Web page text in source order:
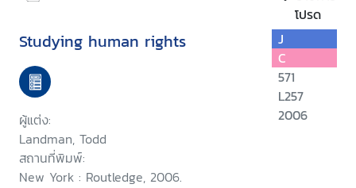
โปรด
Studying human rights
ผู้แต่ง:
Landman, Todd
สถานที่พิมพ์:
New York : Routledge, 2006.
J
C
571
L257
2006